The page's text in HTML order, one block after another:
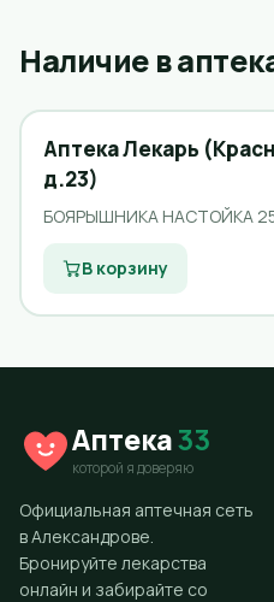
Наличие в
Аптека Лекарь
д.23)
БОЯРЫШНИКА НАСТОЙКА
В корзину
Аптека33
которой я доверяю
Официальная аптечная сеть
в Александрове.
Бронируйте лекарства
онлайн и забирайте со